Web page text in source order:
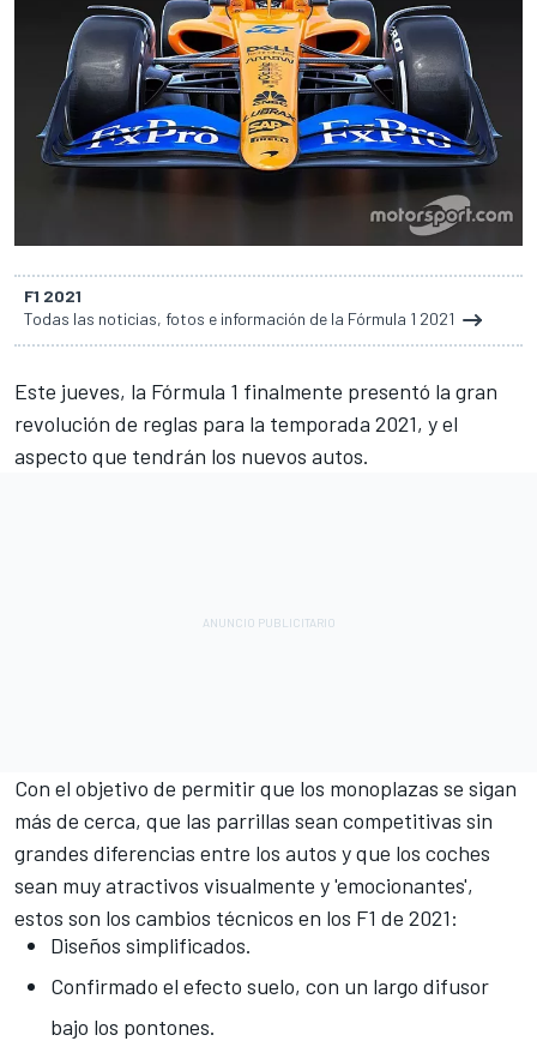
F1 2021
Todas las noticias, fotos e información de la Fórmula 1 2021
Este jueves, la Fórmula 1 finalmente presentó la gran
revolución de reglas para la temporada 2021, y el
aspecto que tendrán los nuevos autos.
Con el objetivo de permitir que los monoplazas se sigan
más de cerca, que las parrillas sean competitivas sin
grandes diferencias entre los autos y que los coches
sean muy atractivos visualmente y 'emocionantes',
estos son los cambios técnicos en los F1 de 2021:
Diseños simplificados.
Confirmado el efecto suelo, con un largo difusor
bajo los pontones.